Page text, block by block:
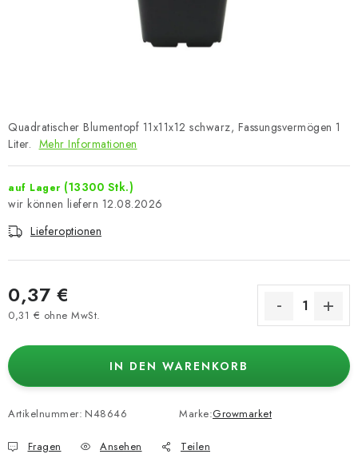
Quadratischer Blumentopf 11x11x12 schwarz, Fassungsvermögen 1
Liter. Mehr Informationen
auf Lager (13300 Stk.)
12.08.2026
Lieferoptionen
0,37 €
0,31 € ohne MwSt.
IN DEN WARENKORB
Artikelnummer: N48646 Marke:Growmarket
Fragen Ansehen Teilen